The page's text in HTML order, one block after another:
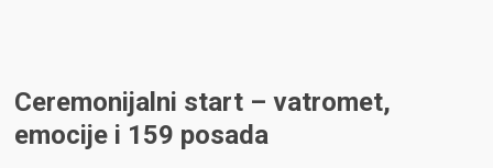
Ceremonijalni start – vatromet,
emocije i 159 posada